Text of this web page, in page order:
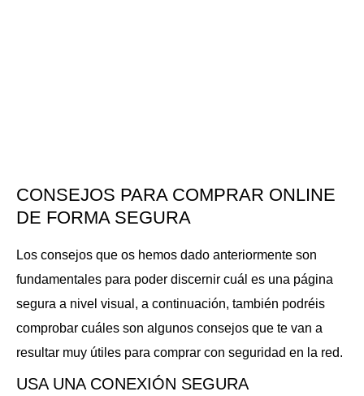
CONSEJOS PARA COMPRAR ONLINE
DE FORMA SEGURA
Los consejos que os hemos dado anteriormente son
fundamentales para poder discernir cuál es una página
segura a nivel visual, a continuación, también podréis
comprobar cuáles son algunos consejos que te van a
resultar muy útiles para comprar con seguridad en la red.
USA UNA CONEXIÓN SEGURA